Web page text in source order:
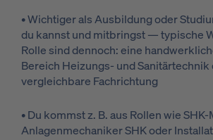
• Wichtiger als Ausbildung oder
du kannst und mitbringst — typische
Rolle sind dennoch: eine
Bereich Heizungs- und Sanitärtechnik
vergleichbare Fachrichtung
• Du kommst z. B. aus Rollen wie
Anlagenmechaniker SHK oder